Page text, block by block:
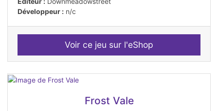
Développeur : n/c
Voir ce jeu sur l'eShop
Frost Vale